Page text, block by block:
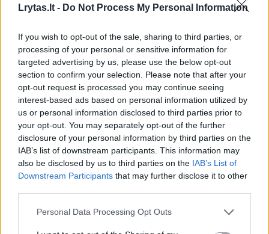
Lrytas.lt - Do Not Process My Personal Information
If you wish to opt-out of the sale, sharing to third parties, or
processing of your personal or sensitive information for
targeted advertising by us, please use the below opt-out
section to confirm your selection. Please note that after your
opt-out request is processed you may continue seeing
interest-based ads based on personal information utilized by
us or personal information disclosed to third parties prior to
your opt-out. You may separately opt-out of the further
disclosure of your personal information by third parties on the
IAB’s list of downstream participants. This information may
also be disclosed by us to third parties on the IAB’s List of
Downstream Participants that may further disclose it to other
Personal Data Processing Opt Outs
nuotolio raketas(3)
slypi
Tai praktiškai atėmė iš kitų pareigūnų
galimybę priešintis represijų stiprinimui, kuris
gali sumažinti visuomenės paramą V. Putinui.
Sekite svarbiausias karo Ukrainoje naujienas
suLrytas.​​​